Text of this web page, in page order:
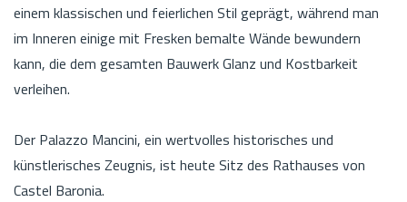
einem klassischen und feierlichen Stil geprägt, während man
im Inneren einige mit Fresken bemalte Wände bewundern
kann, die dem gesamten Bauwerk Glanz und Kostbarkeit
verleihen.
Der Palazzo Mancini, ein wertvolles historisches und
künstlerisches Zeugnis, ist heute Sitz des Rathauses von
Castel Baronia.